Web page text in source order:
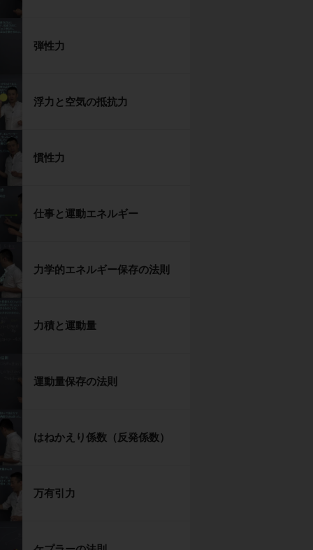
弾性力
浮力と空気の抵抗力
慣性力
仕事と運動エネルギー
力学的エネルギー保存の法則
力積と運動量
運動量保存の法則
はねかえり係数（反発係数）
万有引力